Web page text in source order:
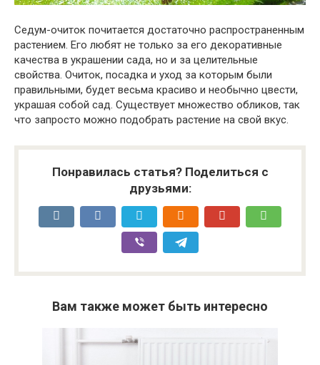
Седум-очиток почитается достаточно распространенным
растением. Его любят не только за его декоративные
качества в украшении сада, но и за целительные
свойства. Очиток, посадка и уход за которым были
правильными, будет весьма красиво и необычно цвести,
украшая собой сад. Существует множество обликов, так
что запросто можно подобрать растение на свой вкус.
Понравилась статья? Поделиться с
друзьями:
Вам также может быть интересно